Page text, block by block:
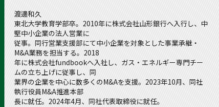
渡邊和久
東北大学教育学部卒。2010年に株式会社山形銀行へ入行し、中
堅中小企業の法人営業に
従事。同行営業支援部にて中小企業を対象とした事業承継・
M&A業務を担当する。2018
年に株式会社fundbookへ入社し、ガス・エネルギー専門チー
ムの立ち上げに従事し、同
業界の企業を中心に数多くのM&Aを支援。2023年10月、同社
執行役員M&A推進本部
長に就任。2024年4月、同社代表取締役に就任。